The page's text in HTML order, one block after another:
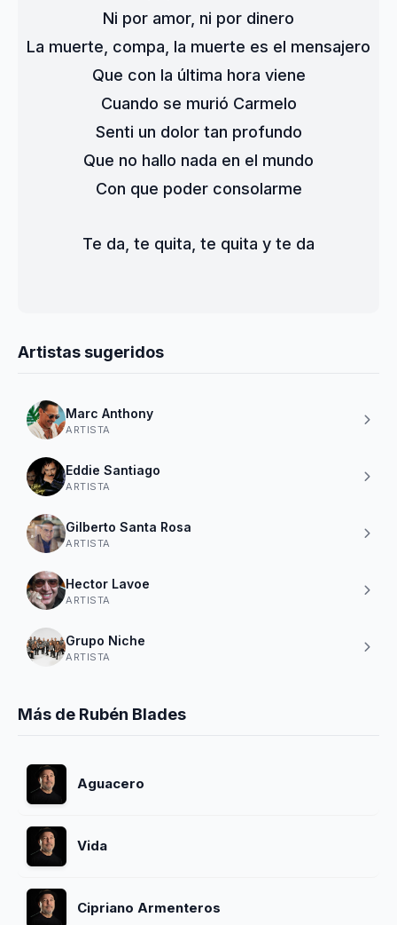
Ni por amor, ni por dinero
La muerte, compa, la muerte es el mensajero
Que con la última hora viene
Cuando se murió Carmelo
Senti un dolor tan profundo
Que no hallo nada en el mundo
Con que poder consolarme
Te da, te quita, te quita y te da
Artistas sugeridos
Marc Anthony
ARTISTA
Eddie Santiago
ARTISTA
Gilberto Santa Rosa
ARTISTA
Hector Lavoe
ARTISTA
Grupo Niche
ARTISTA
Más de Rubén Blades
Aguacero
Vida
Cipriano Armenteros